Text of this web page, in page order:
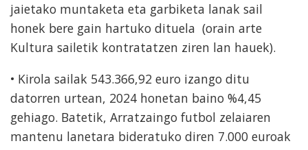
jaietako muntaketa eta garbiketa lanak sail
honek bere gain hartuko dituela (orain arte
Kultura sailetik kontratatzen ziren lan hauek).
• Kirola sailak 543.366,92 euro izango ditu
datorren urtean, 2024 honetan baino %4,45
gehiago. Batetik, Arratzaingo futbol zelaiaren
mantenu lanetara bideratuko diren 7.000 euroak